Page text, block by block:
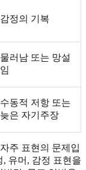
감정의 기복
물러남 또는 망설
임
수동적 저항 또는
늦은 자기주장
주 표현의 문제입
유머, 감정 표현을